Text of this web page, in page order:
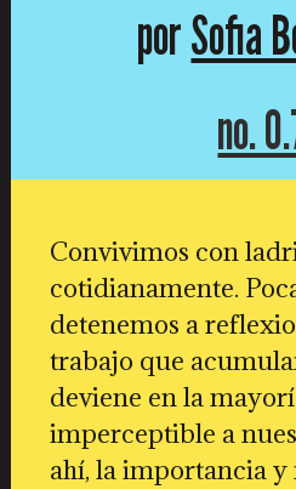
porSofia
no.
Convivimos con
cotidianamente.
detenemos a
trabajo que
deviene en la
imperceptible a
ahí, la importancia